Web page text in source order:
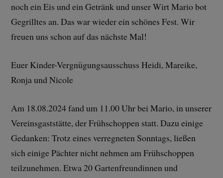
noch ein Eis und ein Getränk und unser Wirt Mario bot
Gegrilltes an. Das war wieder ein schönes Fest. Wir
freuen uns schon auf das nächste Mal!
Euer Kinder-Vergnügungsausschuss Heidi, Mareike,
Ronja und Nicole
Am 18.08.2024 fand um 11.00 Uhr bei Mario, in unserer
Vereinsgaststätte, der Frühschoppen statt. Dazu einige
Gedanken: Trotz eines verregneten Sonntags, ließen
sich einige Pächter nicht nehmen am Frühschoppen
teilzunehmen. Etwa 20 Gartenfreundinnen und